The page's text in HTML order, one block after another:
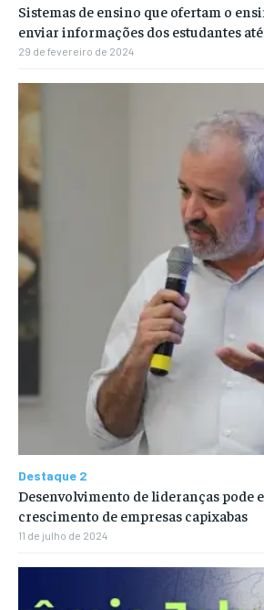
Sistemas de ensino que ofertam o
enviar informações dos estudantes
29 de fevereiro de 2024
Destaque 2
Desenvolvimento de lideranças pode
crescimento de empresas capixabas
11 de julho de 2024